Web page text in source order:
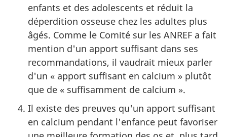
enfants et des adolescents et réduit la
déperdition osseuse chez les adultes plus
âgés. Comme le Comité sur les ANREF a fait
mention d'un apport suffisant dans ses
recommandations, il vaudrait mieux parler
d'un « apport suffisant en calcium » plutôt
que de « suffisamment de calcium ».
Il existe des preuves qu'un apport suffisant
en calcium pendant l'enfance peut favoriser